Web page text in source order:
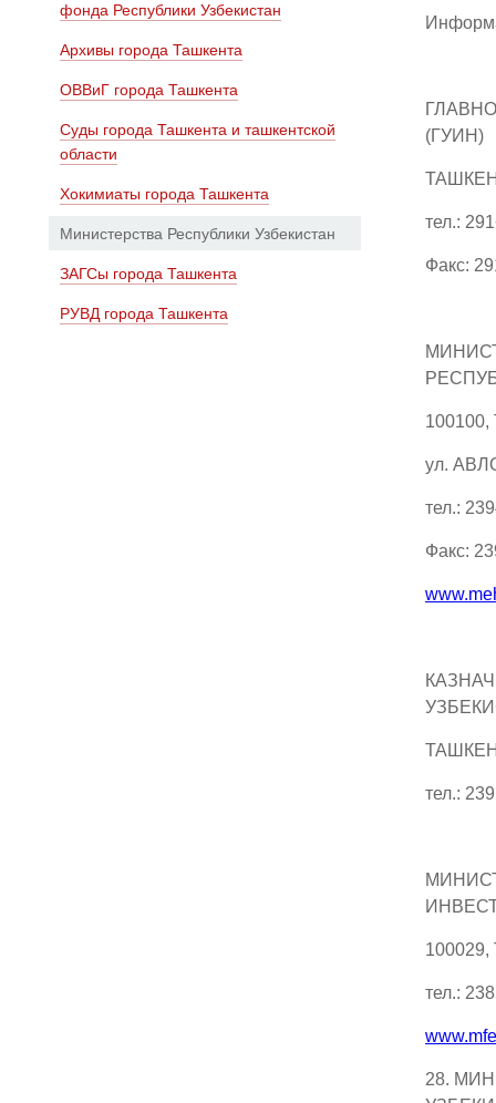
фонда Республики Узбекистан
Архивы города Ташкента
ОВВиГ города Ташкента
Суды города Ташкента и ташкентской
области
Хокимиаты города Ташкента
Министерства Республики Узбекистан
ЗАГСы города Ташкента
РУВД города Ташкента
(ГУИН)
тел.:
Факс:
100100,
ул.
тел.:
Факс:
тел.:
тел.:
28.